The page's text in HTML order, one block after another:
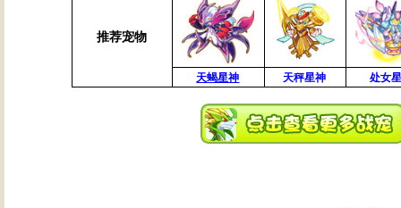
推荐宠物
天蝎星神 天秤星神 处女